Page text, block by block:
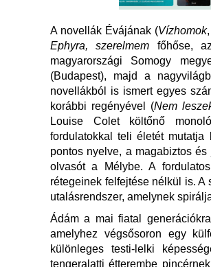
A novellák Évájának (Vízhomok
Ephyra, szerelmem főhőse,
magyarországi Somogy
(Budapest), majd a
novellákból is ismert egyes
korábbi regényével (Nem
Louise Colet költőnő
fordulatokkal teli életét
pontos nyelve, a magabiztos
olvasót a Mélybe. A
rétegeinek felfejtése nélkül is.
utalásrendszer, amelynek
Ádám a mai fiatal
amelyhez végsősoron egy
különleges testi-lelki
tengeralatti étterembe